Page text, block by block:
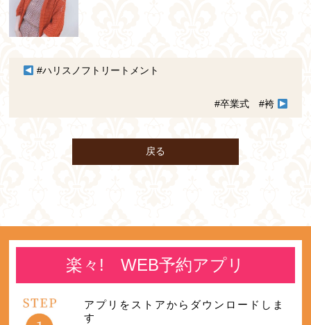
#ハリスノフトリートメント
#卒業式 #袴
戻る
楽々! WEB予約アプリ
アプリをストアからダウンロードしま
す